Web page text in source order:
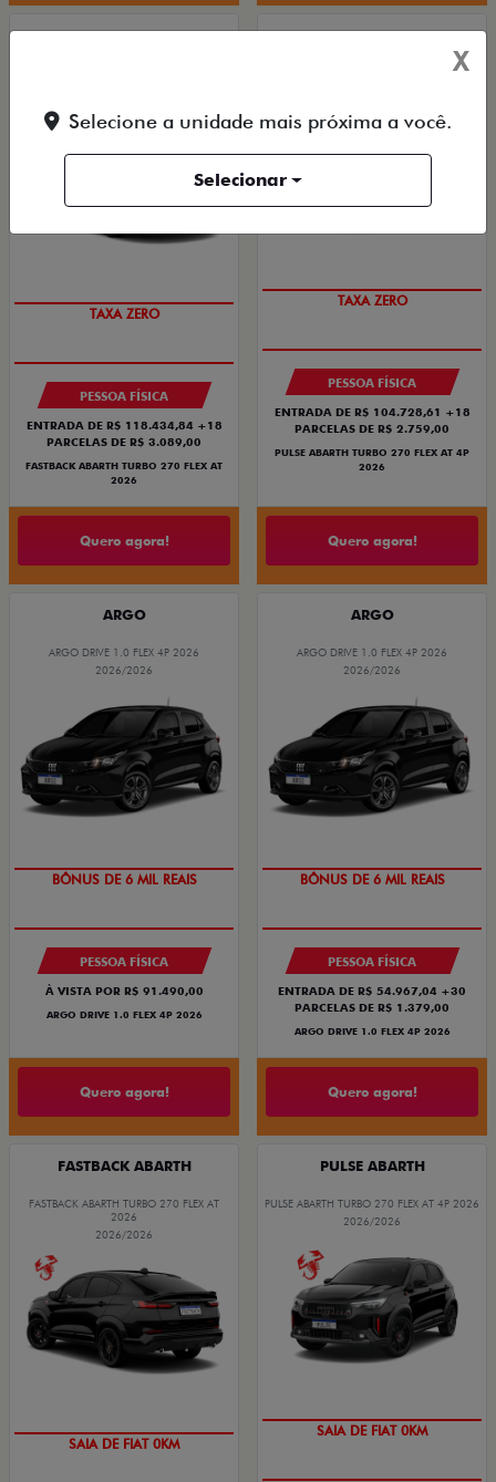
FASTBACK ABARTH
PESSOA FÍSICA
ENTRADA DE R$ 118.434,84 +18
PARCELAS DE R$ 3.089,00
FASTBACK ABARTH TURBO 270 FLEX AT
2026
Quero agora!
PULSE ABARTH
PULSE ABARTH TURBO 270 FLEX AT 4P 2026
PESSOA FÍSICA
ENTRADA DE R$ 104.728,61 +18
PARCELAS DE R$ 2.759,00
PULSE ABARTH TURBO 270 FLEX AT 4P
2026
Quero agora!
ARGO
ARGO DRIVE 1.0 FLEX 4P 2026
2026/2026
PESSOA FÍSICA
À VISTA POR R$ 91.490,00
ARGO DRIVE 1.0 FLEX 4P 2026
Quero agora!
ARGO
ARGO DRIVE 1.0 FLEX 4P 2026
2026/2026
PESSOA FÍSICA
ENTRADA DE R$ 54.967,04 +30
PARCELAS DE R$ 1.379,00
ARGO DRIVE 1.0 FLEX 4P 2026
Quero agora!
FASTBACK ABARTH
FASTBACK ABARTH TURBO 270 FLEX AT
2026
2026/2026
PULSE ABARTH
PULSE ABARTH TURBO 270 FLEX AT 4P 2026
2026/2026
X
Selecione a unidade mais próxima a você.
Selecionar